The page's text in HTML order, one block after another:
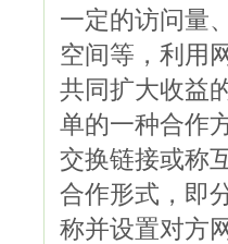
一定的访问量
空间等，利用
共同扩大收益
单的一种合作
交换链接或称
合作形式，即
称并设置对方